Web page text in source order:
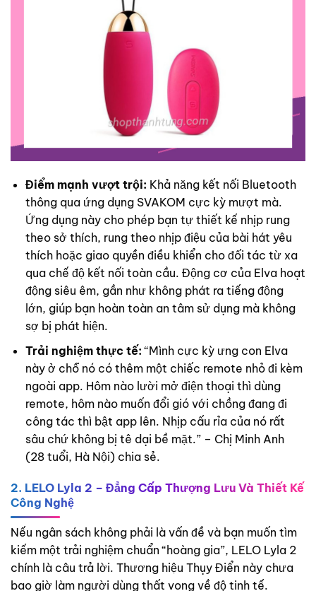
Điểm mạnh vượt trội: Khả năng kết nối Bluetooth
thông qua ứng dụng SVAKOM cực kỳ mượt mà.
Ứng dụng này cho phép bạn tự thiết kế nhịp rung
theo sở thích, rung theo nhịp điệu của bài hát yêu
thích hoặc giao quyền điều khiển cho đối tác từ xa
qua chế độ kết nối toàn cầu. Động cơ của Elva hoạt
động siêu êm, gần như không phát ra tiếng động
lớn, giúp bạn hoàn toàn an tâm sử dụng mà không
sợ bị phát hiện.
Trải nghiệm thực tế: “Mình cực kỳ ưng con Elva
này ở chỗ nó có thêm một chiếc remote nhỏ đi kèm
ngoài app. Hôm nào lười mở điện thoại thì dùng
remote, hôm nào muốn đổi gió với chồng đang đi
công tác thì bật app lên. Nhịp cấu rỉa của nó rất
sâu chứ không bị tê dại bề mặt.” – Chị Minh Anh
(28 tuổi, Hà Nội) chia sẻ.
2. LELO Lyla 2 – Đẳng Cấp Thượng Lưu Và Thiết Kế
Công Nghệ
Nếu ngân sách không phải là vấn đề và bạn muốn tìm
kiếm một trải nghiệm chuẩn “hoàng gia”, LELO Lyla 2
chính là câu trả lời. Thương hiệu Thụy Điển này chưa
bao giờ làm người dùng thất vọng về độ tinh tế.